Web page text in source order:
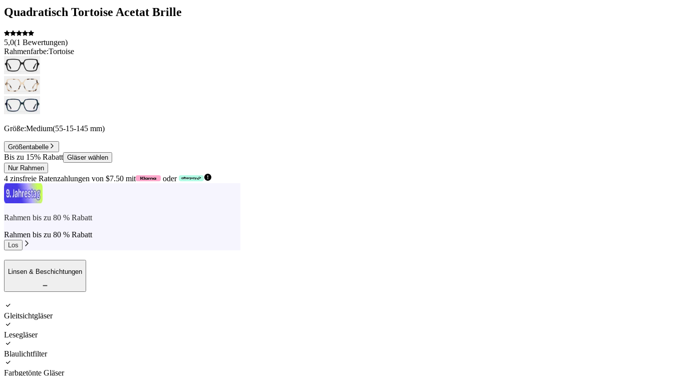
Quadratisch Tortoise Acetat Brille
5,0(1 Bewertungen)
Rahmenfarbe:Tortoise
Größe:Medium(55-15-145 mm)
Größentabelle
Bis zu 15% Rabatt Gläser wählen
Nur Rahmen
4 zinsfreie Ratenzahlungen von $7.50 mit oder
Rahmen bis zu 80 % Rabatt
Rahmen bis zu 80 % Rabatt
Los
Linsen & Beschichtungen
Gleitsichtgläser
Lesegläser
Blaulichtfilter
Farbgetönte Gläser